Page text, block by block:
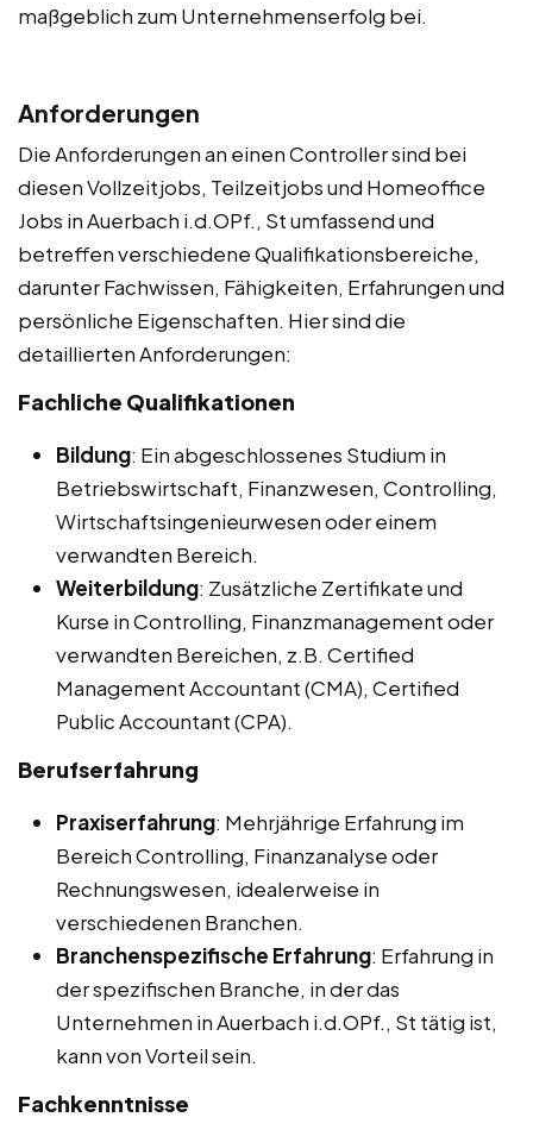
maßgeblich zum Unternehmenserfolg bei.
Anforderungen
Die Anforderungen an einen Controller sind bei
diesen Vollzeitjobs, Teilzeitjobs und Homeoffice
Jobs in Auerbach i.d.OPf., St umfassend und
betreffen verschiedene Qualifikationsbereiche,
darunter Fachwissen, Fähigkeiten, Erfahrungen und
persönliche Eigenschaften. Hier sind die
detaillierten Anforderungen:
Fachliche Qualifikationen
Bildung: Ein abgeschlossenes Studium in
Betriebswirtschaft, Finanzwesen, Controlling,
Wirtschaftsingenieurwesen oder einem
verwandten Bereich.
Weiterbildung: Zusätzliche Zertifikate und
Kurse in Controlling, Finanzmanagement oder
verwandten Bereichen, z.B. Certified
Management Accountant (CMA), Certified
Public Accountant (CPA).
Berufserfahrung
Praxiserfahrung: Mehrjährige Erfahrung im
Bereich Controlling, Finanzanalyse oder
Rechnungswesen, idealerweise in
verschiedenen Branchen.
Branchenspezifische Erfahrung: Erfahrung in
der spezifischen Branche, in der das
Unternehmen in Auerbach i.d.OPf., St tätig ist,
kann von Vorteil sein.
Fachkenntnisse